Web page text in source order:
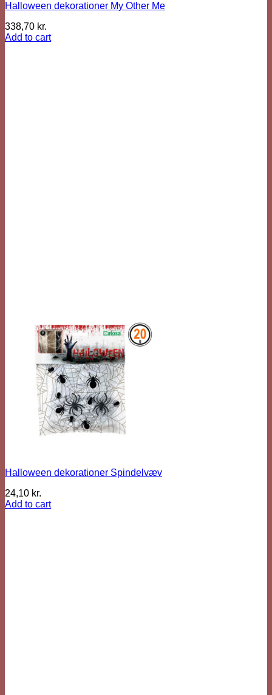
Halloween dekorationer My Other Me
338,70 kr.
Add to cart
Halloween dekorationer Spindelvæv
24,10 kr.
Add to cart